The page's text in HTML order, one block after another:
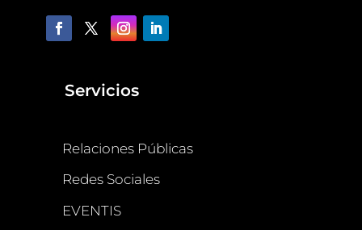
Servicios
Relaciones Públicas
Redes Sociales
EVENTIS